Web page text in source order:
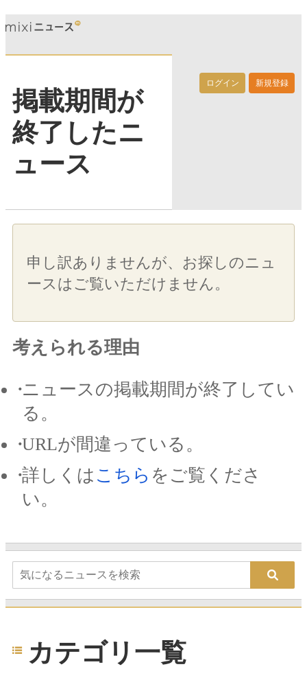
ログイン 新規登録
掲載期間が
終了したニ
ュース
申し訳ありませんが、お探しのニュ
ースはご覧いただけません。
考えられる理由
ニュースの掲載期間が終了してい
る。
URLが間違っている。
詳しくは こちら をご覧くださ
い。
カテゴリ一覧